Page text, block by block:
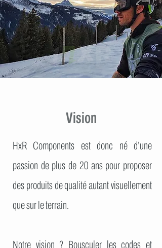
Vision
HxR Components est donc né d’une
passion de plus de 20 ans pour proposer
des produits de qualité autant visuellement
que sur le terrain.
Notre vision ? Bousculer les codes et